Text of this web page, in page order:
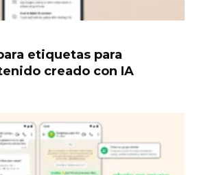
etiquetas para
creado con IA